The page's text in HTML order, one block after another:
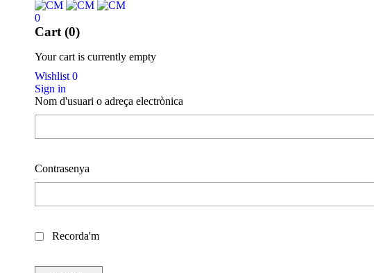
0
Cart (0)
Your cart is currently empty
Wishlist 0
Sign in
Nom d'usuari o adreça electrònica
Contrasenya
Recorda'm